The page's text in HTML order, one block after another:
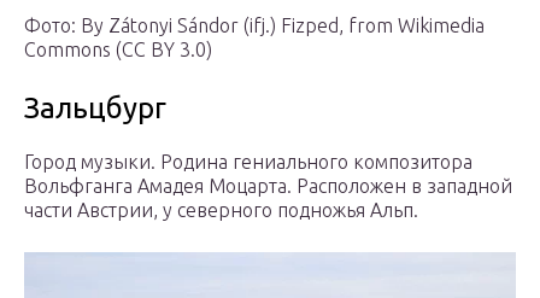
Фото: By Zátonyi Sándor (ifj.) Fizped, from Wikimedia
Commons (CC BY 3.0)
Зальцбург
Город музыки. Родина гениального композитора
Вольфганга Амадея Моцарта. Расположен в западной
части Австрии, у северного подножья Альп.